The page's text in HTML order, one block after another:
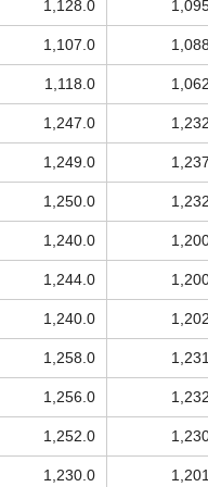
1,128.0
1,107.0
1,118.0
1,247.0
1,249.0
1,250.0
1,240.0
1,244.0
1,240.0
1,258.0
1,256.0
1,252.0
1,230.0